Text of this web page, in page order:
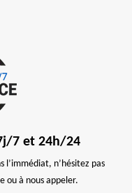
7j/7 et 24h/24
l’immédiat, n’hésitez pas
ou à nous appeler.